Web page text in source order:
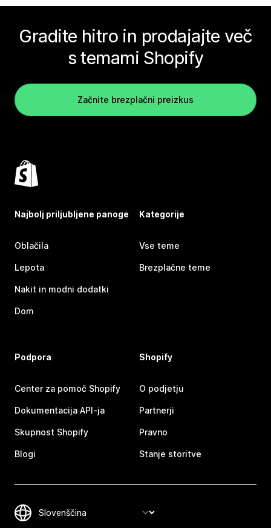
Gradite hitro in prodajajte več
s temami Shopify
Začnite brezplačni preizkus
Najbolj priljubljene panoge
Oblačila
Lepota
Nakit in modni dodatki
Dom
Kategorije
Vse teme
Brezplačne teme
Podpora
Center za pomoč Shopify
Dokumentacija API-ja
Skupnost Shopify
Blogi
Shopify
O podjetju
Partnerji
Pravno
Stanje storitve